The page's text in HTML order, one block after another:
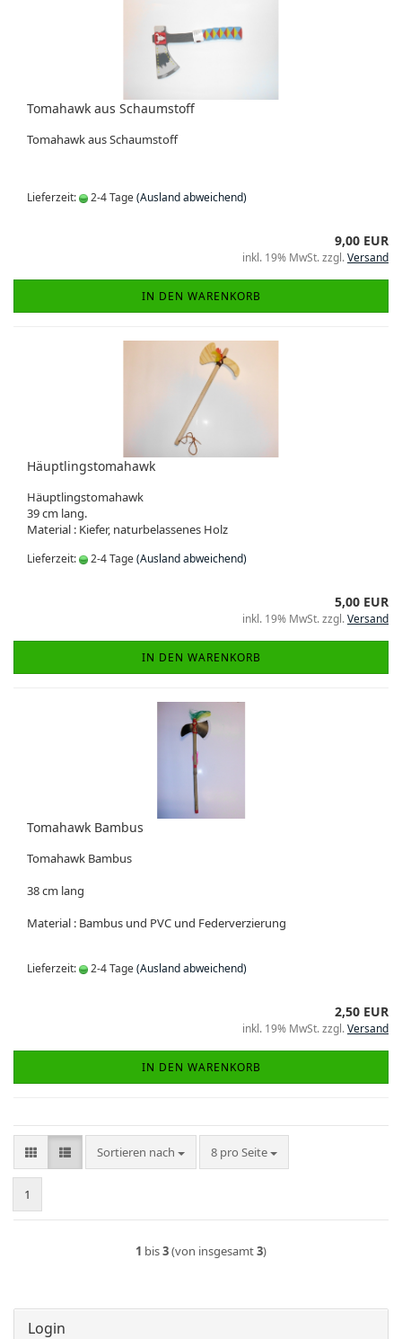
Tomahawk aus Schaumstoff
Tomahawk aus Schaumstoff
Lieferzeit: 2-4 Tage(Ausland abweichend)
9,00 EUR
inkl. 19% MwSt. zzgl.Versand
IN DEN WARENKORB
Häuptlingstomahawk
Häuptlingstomahawk
39 cm lang.
Material : Kiefer, naturbelassenes Holz
Lieferzeit: 2-4 Tage(Ausland abweichend)
5,00 EUR
inkl. 19% MwSt. zzgl.Versand
IN DEN WARENKORB
Tomahawk Bambus
Tomahawk Bambus
38 cm lang
Material : Bambus und PVC und Federverzierung
Lieferzeit: 2-4 Tage(Ausland abweichend)
2,50 EUR
inkl. 19% MwSt. zzgl.Versand
IN DEN WARENKORB
Sortieren nach
Sortieren nach 8 pro Seite
pro Seite
1
1 bis3(von insgesamt3)
Login